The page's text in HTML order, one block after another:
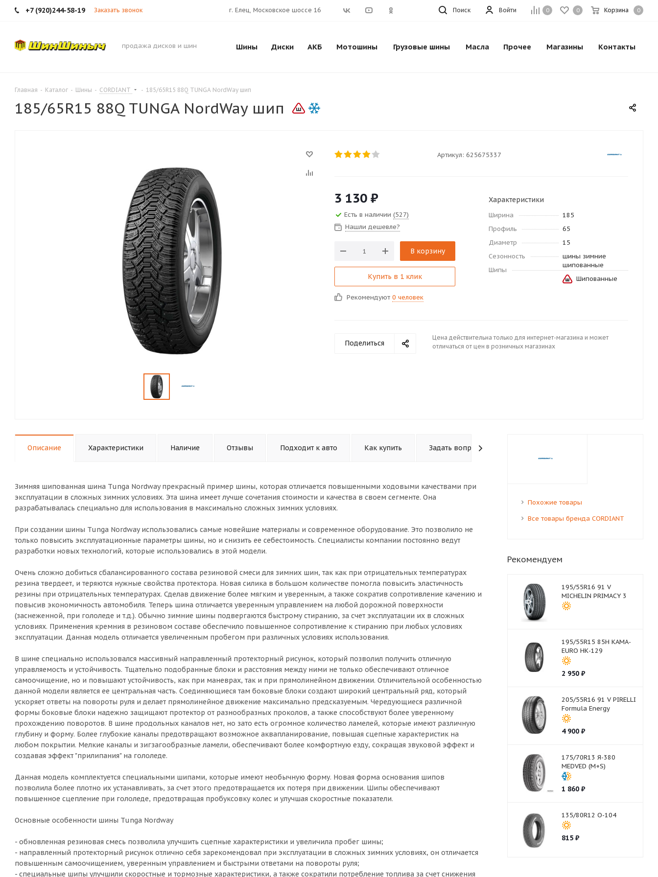
+7 (920)244-58-19 Заказать звонок 0 0 Корзина 0
Войти
г. Елец, Московское шоссе 16 Поиск
продажа дисков и шин Шины Диски АКБ Мотошины Грузовые шины Масла Прочее Магазины Контакты
Главная - Каталог - Шины - CORDIANT - 185/65R15 88Q TUNGA NordWay шип
185/65R15 88Q TUNGA NordWay шип
Артикул: 625675337
3 130 ₽
Есть в наличии (527)
Нашли дешевле?
В корзину
Купить в 1 клик
Рекомендуют 0 человек
Характеристики
Ширина
185
Профиль
65
Диаметр
15
Сезонность
шины зимние
шипованные
Шипы
Шипованные
Поделиться
Цена действительна только для интернет-магазина и может
отличаться от цен в розничных магазинах
Описание Характеристики Наличие Отзывы Подходит к авто Как купить Задать вопрос
Зимняя шипованная шина Tunga Nordway прекрасный пример шины, которая отличается повышенными ходовыми качествами при
эксплуатации в сложных зимних условиях. Эта шина имеет лучше сочетания стоимости и качества в своем сегменте. Она
разрабатывалась специально для использования в максимально сложных зимних условиях.
При создании шины Tunga Nordway использовались самые новейшие материалы и современное оборудование. Это позволило не
только повысить эксплуатационные параметры шины, но и снизить ее себестоимость. Специалисты компании постоянно ведут
разработки новых технологий, которые использовались в этой модели.
Очень сложно добиться сбалансированного состава резиновой смеси для зимних шин, так как при отрицательных температурах
резина твердеет, и теряются нужные свойства протектора. Новая силика в большом количестве помогла повысить эластичность
резины при отрицательных температурах. Сделав движение более мягким и уверенным, а также сократив сопротивление качению и
повысив экономичность автомобиля. Теперь шина отличается уверенным управлением на любой дорожной поверхности
(заснеженной, при гололеде и т.д.). Обычно зимние шины подвергаются быстрому стиранию, за счет эксплуатации их в сложных
условиях. Применения кремния в резиновом составе обеспечило повышенное сопротивление к стиранию при любых условиях
эксплуатации. Данная модель отличается увеличенным пробегом при различных условиях использования.
В шине специально использовался массивный направленный протекторный рисунок, который позволил получить отличную
управляемость и устойчивость. Тщательно подобранные блоки и расстояния между ними не только обеспечивают отличное
самоочищение, но и повышают устойчивость, как при маневрах, так и при прямолинейном движении. Отличительной особенностью
данной модели является ее центральная часть. Соединяющиеся там боковые блоки создают широкий центральный ряд, который
ускоряет ответы на повороты руля и делает прямолинейное движение максимально предсказуемым. Чередующиеся различной
формы боковые блоки надежно защищают протектор от разнообразных проколов, а также способствуют более уверенному
прохождению поворотов. В шине продольных каналов нет, но зато есть огромное количество ламелей, которые имеют различную
глубину и форму. Более глубокие каналы предотвращают возможное аквапланирование, повышая сцепные характеристик на
любом покрытии. Мелкие каналы и зигзагообразные ламели, обеспечивают более комфортную езду, сокращая звуковой эффект и
создавая эффект "прилипания" на гололеде.
Данная модель комплектуется специальными шипами, которые имеют необычную форму. Новая форма основания шипов
позволила более плотно их устанавливать, за счет этого предотвращается их потеря при движении. Шипы обеспечивают
повышенное сцепление при гололеде, предотвращая пробуксовку колес и улучшая скоростные показатели.
Основные особенности шины Tunga Nordway
- обновленная резиновая смесь позволила улучшить сцепные характеристики и увеличила пробег шины;
- направленный протекторный рисунок отлично себя зарекомендовал при эксплуатации в сложных зимних условиях, он отличается
повышенным самоочищением, уверенным управлением и быстрыми ответами на повороты руля;
- специальные шипы улучшили скоростные и тормозные характеристики, а также сократили потребление топлива за счет снижения
Похожие товары
Все товары бренда CORDIANT
Рекомендуем
195/55R16 91 V
MICHELIN PRIMACY 3
195/55R15 85H КАМА-
EURO НК-129
2 950₽
205/55R16 91 V PIRELLI
Formula Energy
4 900₽
175/70R13 Я-380
MEDVED (M+S)
1 860₽
135/80R12 О-104
815₽